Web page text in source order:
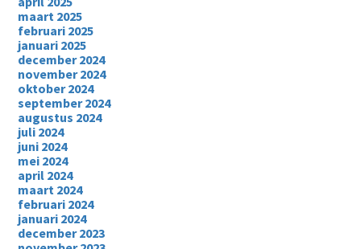
maart 2025
februari 2025
januari 2025
december 2024
november 2024
oktober 2024
september 2024
augustus 2024
juli 2024
juni 2024
mei 2024
april 2024
maart 2024
februari 2024
januari 2024
december 2023